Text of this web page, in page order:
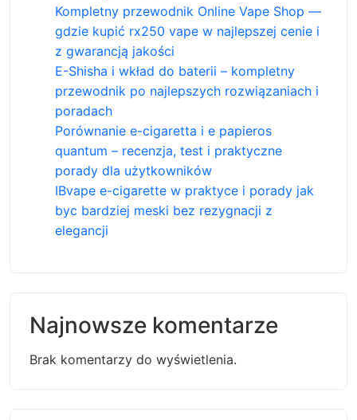
Kompletny przewodnik Online Vape Shop —
gdzie kupić rx250 vape w najlepszej cenie i
z gwarancją jakości
E-Shisha i wkład do baterii – kompletny
przewodnik po najlepszych rozwiązaniach i
poradach
Porównanie e-cigaretta i e papieros
quantum – recenzja, test i praktyczne
porady dla użytkowników
IBvape e-cigarette w praktyce i porady jak
byc bardziej meski bez rezygnacji z
elegancji
Najnowsze komentarze
Brak komentarzy do wyświetlenia.